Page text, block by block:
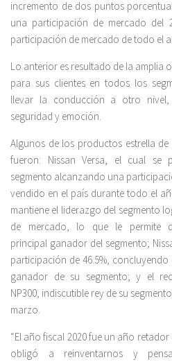
incremento de dos puntos
una participación de mercado del
participación de mercado de todo el
Lo anterior es resultado de la amplia
para sus clientes en todos los
llevar la conducción a otro
seguridad y emoción.
Algunos de los productos estrella
fueron: Nissan Versa, el cual se
segmento alcanzando una
vendido en el país durante todo el
mantiene el liderazgo del segmento
de mercado, lo que le permite
principal ganador del segmento;
participación de 46.5%,
ganador de su segmento; y el
NP300, indiscutible rey de su
marzo.
“El año fiscal 2020 fue un año
obligó a reinventarnos y